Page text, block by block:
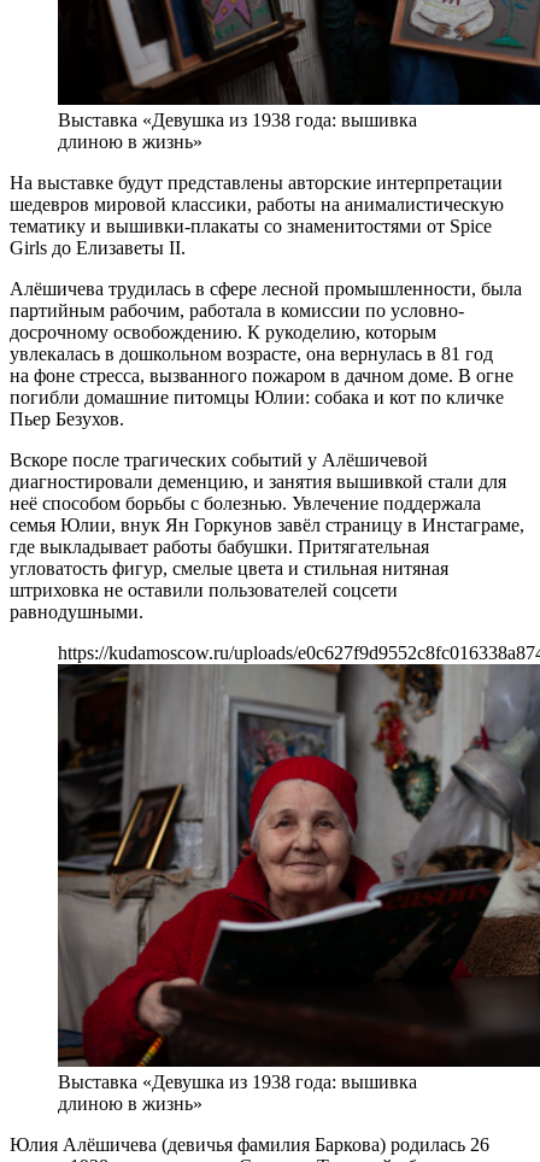
Выставка «Девушка из 1938 года: вышивка
длиною в жизнь»
На выставке будут представлены авторские интерпретации
шедевров мировой классики, работы на анималистическую
тематику и вышивки-плакаты со знаменитостями от Spice
Girls до Елизаветы II.
Алёшичева трудилась в сфере лесной промышленности, была
партийным рабочим, работала в комиссии по условно-
досрочному освобождению. К рукоделию, которым
увлекалась в дошкольном возрасте, она вернулась в 81 год
на фоне стресса, вызванного пожаром в дачном доме. В огне
погибли домашние питомцы Юлии: собака и кот по кличке
Пьер Безухов.
Вскоре после трагических событий у Алёшичевой
диагностировали деменцию, и занятия вышивкой стали для
неё способом борьбы с болезнью. Увлечение поддержала
семья Юлии, внук Ян Горкунов завёл страницу в Инстаграме,
где выкладывает работы бабушки. Притягательная
угловатость фигур, смелые цвета и стильная нитяная
штриховка не оставили пользователей соцсети
равнодушными.
https://kudamoscow.ru/uploads/
Выставка «Девушка из 1938 года: вышивка
длиною в жизнь»
Юлия Алёшичева (девичья фамилия Баркова) родилась 26